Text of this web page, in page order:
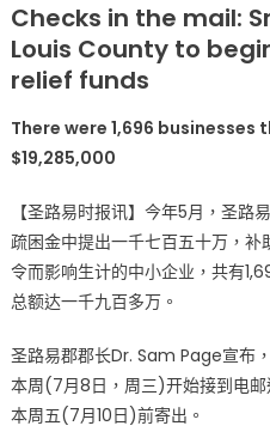
路
易
始
中
小
企
困
金
Checks in the mail:
Louis County to
relief funds
There were 1,696
$19,285,000
【圣路易时报讯】今年5月，圣路
疏困金中提出一千七百五十万，
令而影响生计的中小企业，共有
总额达一千九百多万。
圣路易郡郡长Dr. Sam Page宣布
本周(7月8日，周三)开始接到电
本周五(7月10日)前寄出。